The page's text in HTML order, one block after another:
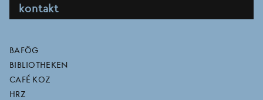
kontakt
direktlinks
BAFÖG
BIBLIOTHEKEN
CAFÉ KOZ
HRZ
initiative studierender
am ig farben campus